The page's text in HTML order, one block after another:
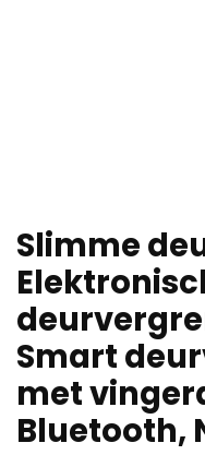
Slimme
Smart
met
Bluetooth,